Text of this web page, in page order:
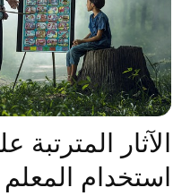
الآثار المترتبة
استخدام